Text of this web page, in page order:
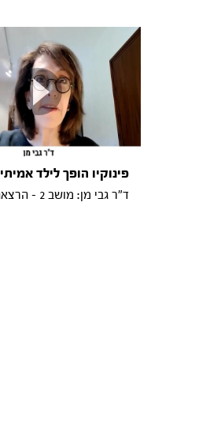
פינוקיו הופך לילד אמיתי
ד"ר גבי מן: מושב 2 - הרצאה 1